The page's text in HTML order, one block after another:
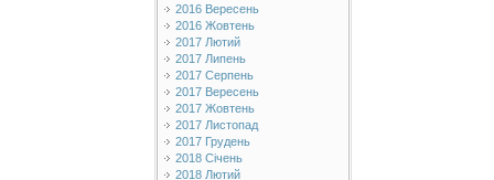
2016 Вересень
2016 Жовтень
2017 Лютий
2017 Липень
2017 Серпень
2017 Вересень
2017 Жовтень
2017 Листопад
2017 Грудень
2018 Січень
2018 Лютий